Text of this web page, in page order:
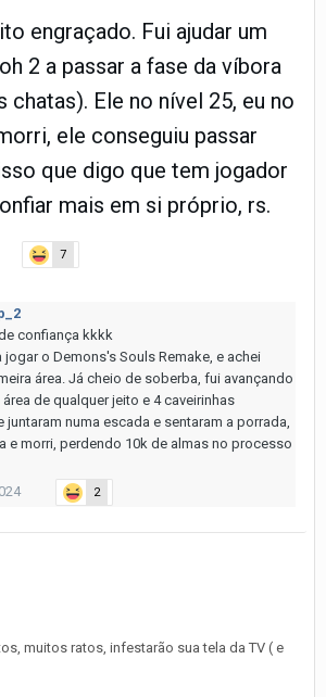
engraçado. Fui ajudar um
2 a passar a fase da víbora
chatas). Ele no nível 25, eu no
ele conseguiu passar
que digo que tem jogador
mais em si próprio, rs.
7
confiança kkkk
jogar o Demons's Souls Remake, e achei
área. Já cheio de soberba, fui avançando
de qualquer jeito e 4 caveirinhas
juntaram numa escada e sentaram a porrada,
e morri, perdendo 10k de almas no processo
2
muitos ratos, infestarão sua tela da TV ( e